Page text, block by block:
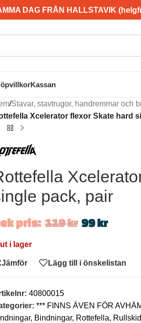
DAG FRÅN HALLSTAVIK
Kassan
/Stavar, stavtrugor, handremmar och
Xcelerator flexor Skate hard
pack, pair
pris: 119kr 99kr
i lager
Jämför Lägg till i önskelistan
40800015
*** FINNS ÄVEN FÖR
, Bindningar, Rottefella,